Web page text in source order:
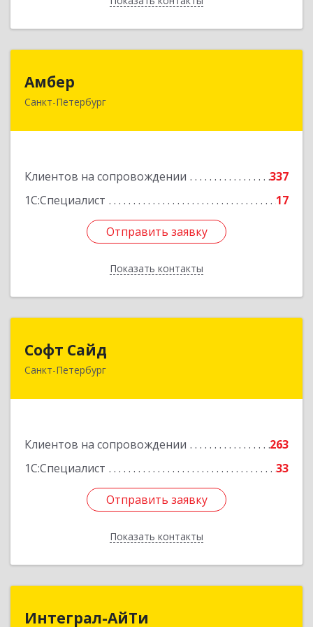
Назад
Амбер
Санкт-Петербург
Клиентов на сопровождении
337
1С:Специалист
17
Отправить заявку
Показать контакты
191119, Санкт-Петербург г, Правды ул, дом №
Отправить заявку
Назад
Софт Сайд
Санкт-Петербург
Клиентов на сопровождении
263
1С:Специалист
33
Отправить заявку
Показать контакты
190020, Санкт-Петербург г, Рижский пр, дом №
Отправить заявку
Назад
Интеграл-АйТи